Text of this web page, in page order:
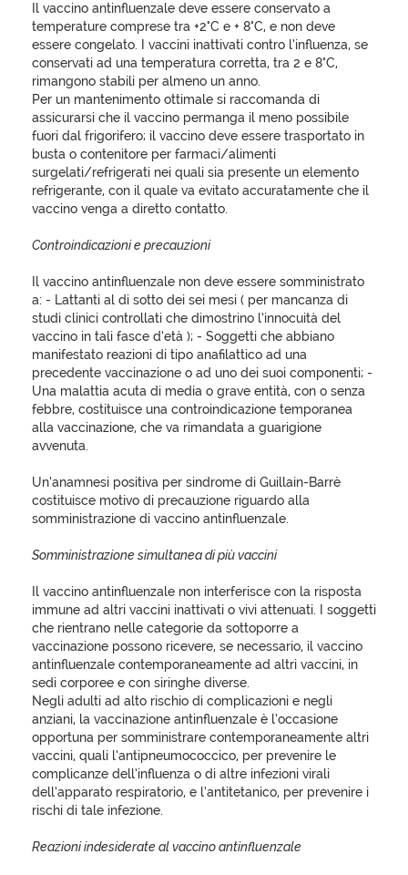
Il vaccino antinfluenzale deve essere conservato a
temperature comprese tra +2°C e + 8°C, e non deve
essere congelato. I vaccini inattivati contro l’influenza, se
conservati ad una temperatura corretta, tra 2 e 8°C,
rimangono stabili per almeno un anno.
Per un mantenimento ottimale si raccomanda di
assicurarsi che il vaccino permanga il meno possibile
fuori dal frigorifero; il vaccino deve essere trasportato in
busta o contenitore per farmaci/alimenti
surgelati/refrigerati nei quali sia presente un elemento
refrigerante, con il quale va evitato accuratamente che il
vaccino venga a diretto contatto.
Controindicazioni e precauzioni
Il vaccino antinfluenzale non deve essere somministrato
a: - Lattanti al di sotto dei sei mesi ( per mancanza di
studi clinici controllati che dimostrino l’innocuità del
vaccino in tali fasce d’età ); - Soggetti che abbiano
manifestato reazioni di tipo anafilattico ad una
precedente vaccinazione o ad uno dei suoi componenti; -
Una malattia acuta di media o grave entità, con o senza
febbre, costituisce una controindicazione temporanea
alla vaccinazione, che va rimandata a guarigione
avvenuta.
Un’anamnesi positiva per sindrome di Guillain-Barrè
costituisce motivo di precauzione riguardo alla
somministrazione di vaccino antinfluenzale.
Somministrazione simultanea di più vaccini
Il vaccino antinfluenzale non interferisce con la risposta
immune ad altri vaccini inattivati o vivi attenuati. I soggetti
che rientrano nelle categorie da sottoporre a
vaccinazione possono ricevere, se necessario, il vaccino
antinfluenzale contemporaneamente ad altri vaccini, in
sedi corporee e con siringhe diverse.
Negli adulti ad alto rischio di complicazioni e negli
anziani, la vaccinazione antinfluenzale è l’occasione
opportuna per somministrare contemporaneamente altri
vaccini, quali l’antipneumococcico, per prevenire le
complicanze dell’influenza o di altre infezioni virali
dell’apparato respiratorio, e l’antitetanico, per prevenire i
rischi di tale infezione.
Reazioni indesiderate al vaccino antinfluenzale